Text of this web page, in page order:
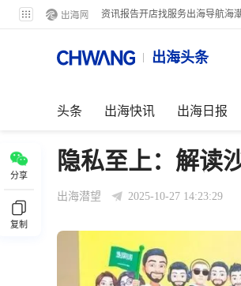
资讯报告开店找服务出海导航海
出海头条
头条 出海快讯 出海日报
分享
复制
隐私至上：解读
出海潜望 2025-10-27 14:23:29